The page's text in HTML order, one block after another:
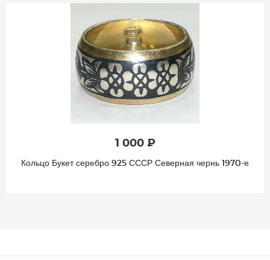
1 000 ₽
Кольцо Букет серебро 925 СССР Северная чернь 1970-е